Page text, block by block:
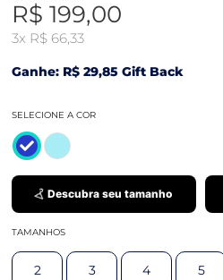
R$ 199,00
3x R$ 66,33
Ganhe: R$ 29,85 Gift Back
SELECIONE A COR
Descubra seu tamanho
TAMANHOS
2 3 4 5